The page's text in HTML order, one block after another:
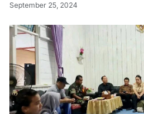
September 25, 2024